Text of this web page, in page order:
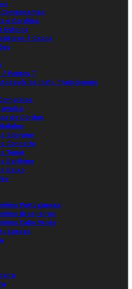
e Cordões
Estojos
/ Capos
/ Pontos T
Instr. Tradicionais
de Cordas
Soprano
Concerto
Tenor
Barítono
Baixo
Portugueses
Brasileiros
Cabo Verde